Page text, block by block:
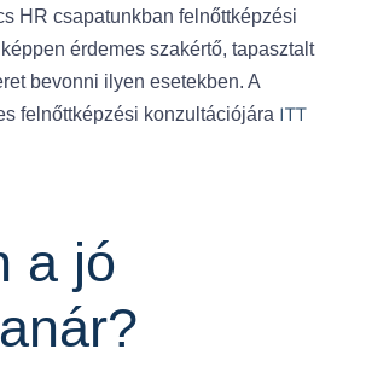
HR csapatunkban felnőttképzési
érdemes szakértő, tapasztalt
bevonni ilyen esetekben. A
felnőttképzési konzultációjára ITT
a jó